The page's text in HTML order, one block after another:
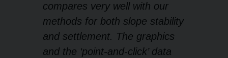
compares very well with our
methods for both slope stability
and settlement. The graphics
and the ‘point-and-click’ data